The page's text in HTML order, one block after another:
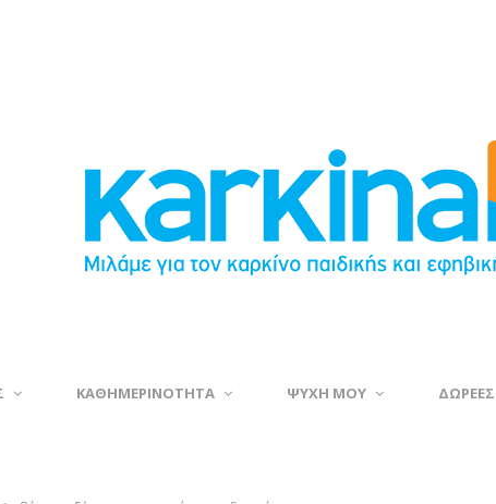
ΚΑΘΗΜΕΡΙΝΟΤΗΤΑ ΨΥΧΗ ΜΟΥ ΔΩΡΕΕΣ